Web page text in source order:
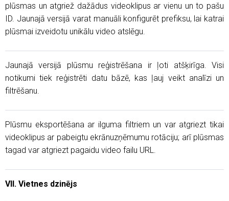
plūsmas un atgriež dažādus videoklipus ar vienu un to pašu
ID. Jaunajā versijā varat manuāli konfigurēt prefiksu, lai katrai
plūsmai izveidotu unikālu video atslēgu.
Jaunajā versijā plūsmu reģistrēšana ir ļoti atšķirīga. Visi
notikumi tiek reģistrēti datu bāzē, kas ļauj veikt analīzi un
filtrēšanu.
Plūsmu eksportēšana ar ilguma filtriem un var atgriezt tikai
videoklipus ar pabeigtu ekrānuzņēmumu rotāciju; arī plūsmas
tagad var atgriezt pagaidu video failu URL.
VII. Vietnes dzinējs